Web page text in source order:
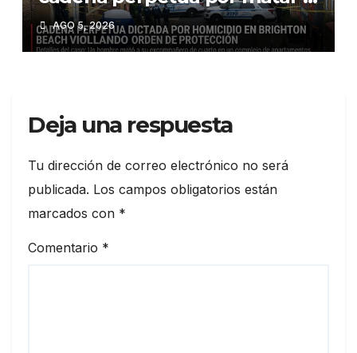
su ex roommate en Brooklyn:
Un caso que refleja la
violencia en NYC»
AGO 5, 2026
Deja una respuesta
Tu dirección de correo electrónico no será
publicada. Los campos obligatorios están
marcados con *
Comentario *